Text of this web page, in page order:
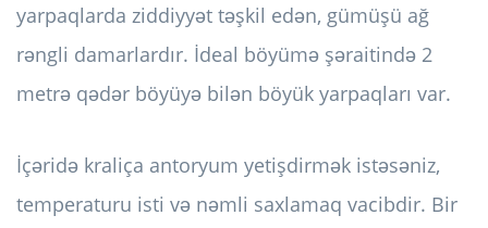
yarpaqlarda ziddiyyət təşkil edən, gümüşü ağ
rəngli damarlardır. İdeal böyümə şəraitində 2
metrə qədər böyüyə bilən böyük yarpaqları var.
İçəridə kraliça antoryum yetişdirmək istəsəniz,
temperaturu isti və nəmli saxlamaq vacibdir. Bir